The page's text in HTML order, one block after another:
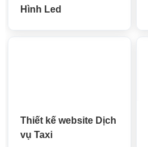
Hình Led
Thiết kế website Dịch
vụ Taxi